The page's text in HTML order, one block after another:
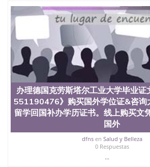
University）圣何塞州立大学毕业证（
University）圣何塞州立大学成绩单（
University）圣何塞州立大学成绩单
University）圣何塞州立大学成绩单（
University）成绩单圣何塞州立大学文
State University）圣何塞州立大学（
University）圣何塞州立大学（San
University）圣何塞州立大学（ San
University）圣何塞州立大学（San
University）圣何塞州立大学文凭（
University）圣何塞州立大学文凭（
University）文凭圣何塞州立大学文凭
State University）圣何塞州立大学学
State University）圣何塞州立大学学
State University）圣何塞州立大学学
State University）圣 塞州立大学学历
State University）圣何塞州立大学（
办理德国克劳斯塔尔工业大学毕业
551190476》购买国外学位证&咨询
留学回国补办学历证书。线上购买文
国外
dfnsen Salud y Belleza
0 Respuestas
...